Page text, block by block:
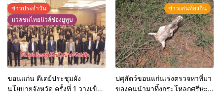
ทำงาน ผกก.ฯ 2 นัด ตำรวจคุมตัว
ได้ทันควัน
ข่าวประจำวัน
มวลชนไทยนิวส์ช่องยูทูบ
ขอนแก่น ดีเดย์ประชุมผัง
นโยบายจังหวัด ครั้งที่ 1 วางเข็ม
ข่าวเด่นท้องถิ่น
ปศุสัตว์ขอนแก่นเร่งตรวจหาที่มา
ของคนนำมาทิ้งกระโหลกศรีษะ